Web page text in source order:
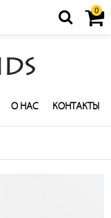
0
О НАС КОНТАКТЫ